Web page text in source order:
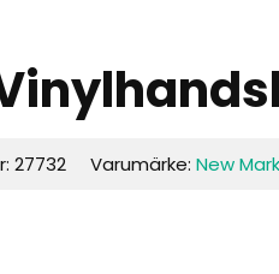
27732 Varumärke:New Mark